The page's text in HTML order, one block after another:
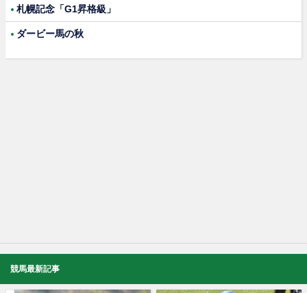
札幌記念「G1昇格級」
ダービー馬の秋
競馬最新記事